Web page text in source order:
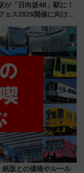
が「日向坂46」駅に！
ェス2026開催に向けJR
夜行列車「ドリーム
号」も走る
版との価格やルール